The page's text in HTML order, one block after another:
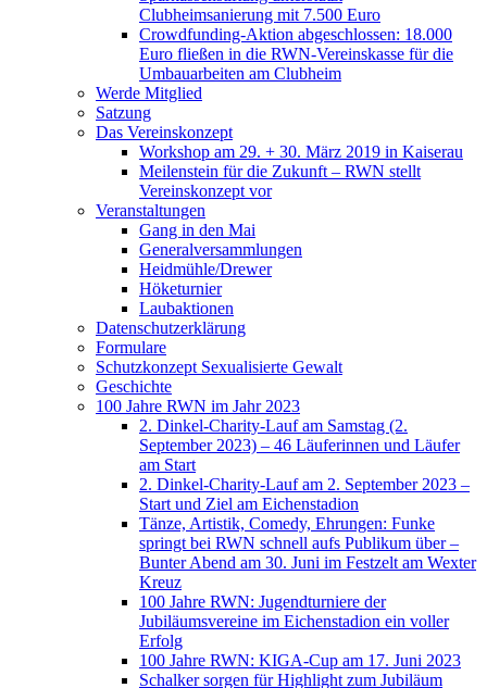
Clubheimsanierung mit 7.500 Euro
Crowdfunding-Aktion abgeschlossen: 18.000
Euro fließen in die RWN-Vereinskasse für die
Umbauarbeiten am Clubheim
Werde Mitglied
Satzung
Das Vereinskonzept
Workshop am 29. + 30. März 2019 in Kaiserau
Meilenstein für die Zukunft – RWN stellt
Vereinskonzept vor
Veranstaltungen
Gang in den Mai
Generalversammlungen
Heidmühle/Drewer
Höketurnier
Laubaktionen
Datenschutzerklärung
Formulare
Schutzkonzept Sexualisierte Gewalt
Geschichte
100 Jahre RWN im Jahr 2023
2. Dinkel-Charity-Lauf am Samstag (2.
September 2023) – 46 Läuferinnen und Läufer
am Start
2. Dinkel-Charity-Lauf am 2. September 2023 –
Start und Ziel am Eichenstadion
Tänze, Artistik, Comedy, Ehrungen: Funke
springt bei RWN schnell aufs Publikum über –
Bunter Abend am 30. Juni im Festzelt am Wexter
Kreuz
100 Jahre RWN: Jugendturniere der
Jubiläumsvereine im Eichenstadion ein voller
Erfolg
100 Jahre RWN: KIGA-Cup am 17. Juni 2023
Schalker sorgen für Highlight zum Jubiläum